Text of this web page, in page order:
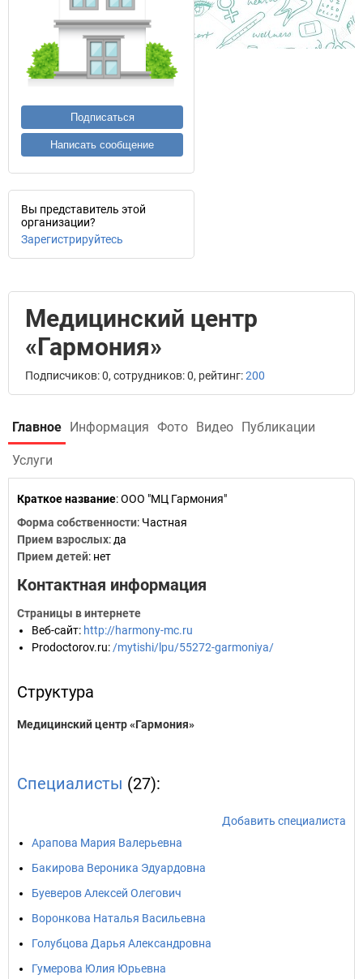
Подписаться
Написать сообщение
Вы представитель этой
организации?
Зарегистрируйтесь
Медицинский центр
«Гармония»
Подписчиков: 0, сотрудников: 0, рейтинг:200
Главное Информация Фото Видео Публикации
Услуги
Краткое название:ООО "МЦ Гармония"
Форма собственности: Частная
Прием взрослых: да
Прием детей: нет
Контактная информация
Страницы в интернете
Веб-сайт: http://harmony-mc.ru
Prodoctorov.ru: /mytishi/lpu/55272-garmoniya/
Структура
Медицинский центр «Гармония»
Специалисты (27):
Добавить специалиста
Арапова Мария Валерьевна
Бакирова Вероника Эдуардовна
Буеверов Алексей Олегович
Воронкова Наталья Васильевна
Голубцова Дарья Александровна
Гумерова Юлия Юрьевна